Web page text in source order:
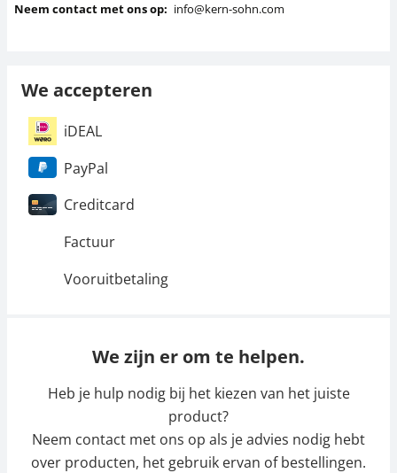
Neem contact met ons op: info@kern-sohn.com
We accepteren
iDEAL
PayPal
Creditcard
Factuur
Vooruitbetaling
We zijn er om te helpen.
Heb je hulp nodig bij het kiezen van het juiste
product?
Neem contact met ons op als je advies nodig hebt
over producten, het gebruik ervan of bestellingen.